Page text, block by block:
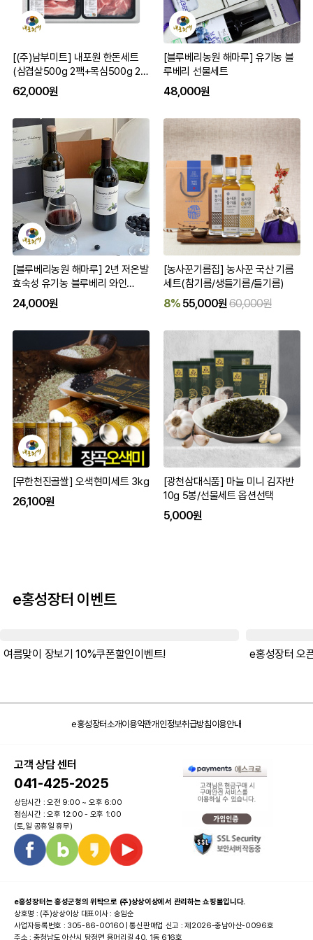
[(주)남부미트] 내포원 한돈세트
(삼겹살500g 2팩+목심500g 2
팩) 구이용
62,000원
[블루베리농원 해마루] 유기농 블
루베리 선물세트
48,000원
[블루베리농원 해마루] 2년 저온발
효숙성 유기농 블루베리 와인
500ml/750ml 단품/세트
24,000원
[농사꾼기름집] 농사꾼 국산 기름
세트(참기름/생들기름/들기름)
8% 55,000원60,000원
[무한천진골쌀] 오색현미세트 3kg
26,100원
[광천삼대식품] 마늘 미니 김자반
10g 5봉/선물세트 옵션선택
5,000원
e홍성장터 이벤트
여름맞이 장보기 10%쿠폰할인이벤트!
e홍성장터소개이용약관개인정보취급방침이용안내
고객 상담 센터
041-425-2025
상담시간 : 오전 9:00 ~ 오후 6:00
점심시간 : 오후 12:00 - 오후 1:00
(토,일 공휴일 휴무)
e홍성장터는 홍성군청의 위탁으로 (주)상상이상에서 관리하는 쇼핑몰입니다.
상호명 : (주)상상이상 대표이사 : 송임순
사업자등록번호 : 305-86-00160 | 통신판매업 신고 : 제2026-충남아산-0096호
주소 : 충청남도 아산시 탕정면 용머리길 40, 1동 616호